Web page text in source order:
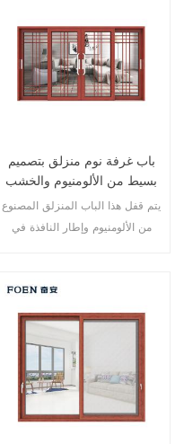
باب غرفة نوم منزلق بتصميم
بسيط من الألومنيوم والخشب
يتم قفل هذا الباب المنزلق المصنوع
من الألومنيوم وإطار النافذة في
أنواع مختلفة من الأبواب لتلبية